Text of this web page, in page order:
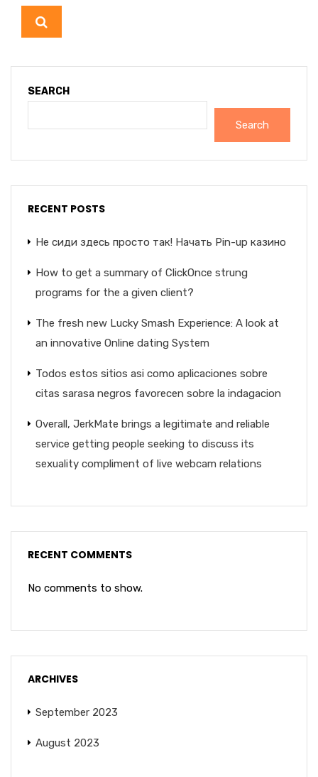
SEARCH
Search
RECENT POSTS
Не сиди здесь просто так! Начать Pin-up казино
How to get a summary of ClickOnce strung
programs for the a given client?
The fresh new Lucky Smash Experience: A look at
an innovative Online dating System
Todos estos sitios asi­ como aplicaciones sobre
citas sarasa negros favorecen sobre la indagacion
Overall, JerkMate brings a legitimate and reliable
service getting people seeking to discuss its
sexuality compliment of live webcam relations
RECENT COMMENTS
No comments to show.
ARCHIVES
September 2023
August 2023